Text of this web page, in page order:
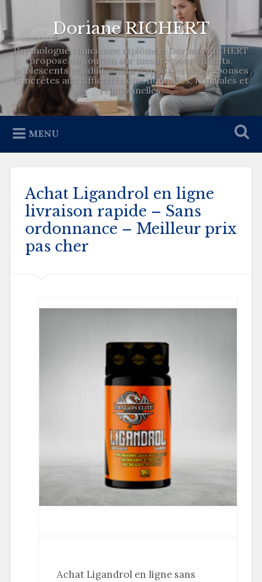
Doriane RICHERT
Psychologue clinicienne diplômée, Doriane RICHERT
propose un soutien sur mesure pour enfants,
adolescents et adultes afin d’apporter des réponses
concrètes aux difficultés émotionnelles, familiales et
relationnelles.
MENU
Achat Ligandrol en ligne
livraison rapide – Sans
ordonnance – Meilleur prix
pas cher
Achat Ligandrol en ligne sans